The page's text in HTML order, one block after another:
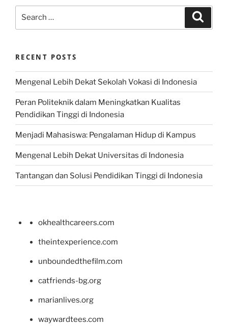
RECENT POSTS
Mengenal Lebih Dekat Sekolah Vokasi di Indonesia
Peran Politeknik dalam Meningkatkan Kualitas
Pendidikan Tinggi di Indonesia
Menjadi Mahasiswa: Pengalaman Hidup di Kampus
Mengenal Lebih Dekat Universitas di Indonesia
Tantangan dan Solusi Pendidikan Tinggi di Indonesia
okhealthcareers.com
theintexperience.com
unboundedthefilm.com
catfriends-bg.org
marianlives.org
waywardtees.com